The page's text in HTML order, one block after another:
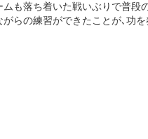
も落ち着いた戦いぶりで普
らの練習ができたことが､功